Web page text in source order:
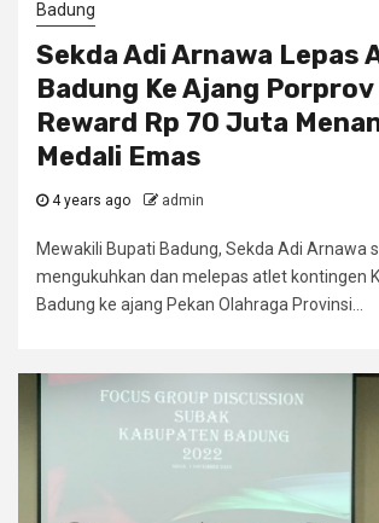
Badung
Sekda Adi Arnawa Lepas
Badung Ke Ajang Porprov
Reward Rp 70 Juta
Medali Emas
4 years ago admin
Mewakili Bupati Badung, Sekda Adi Arnawa
mengukuhkan dan melepas atlet kontingen
Badung ke ajang Pekan Olahraga Provinsi...